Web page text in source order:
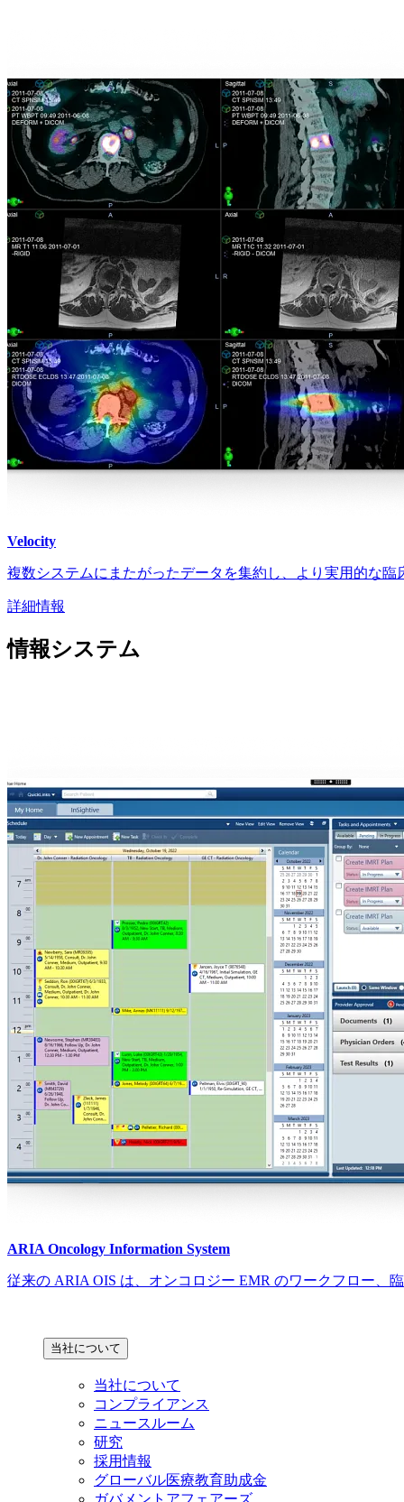
Velocity
複数システムにまたがったデータを集約し、より実用的な臨
詳細情報
情報システム
ARIA Oncology Information System
従来の ARIA OIS は、オンコロジー EMR のワークフロー、
当社について
当社について
コンプライアンス
ニュースルーム
研究
採用情報
グローバル医療教育助成金
ガバメントアフェアーズ